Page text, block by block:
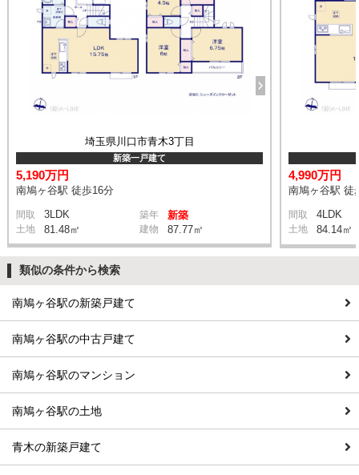
埼玉県川口市青木3丁目
新築一戸建て
5,190万円
南鳩ヶ谷駅 徒歩16分
間取 3LDK 築年 新築
土地 81.48㎡ 建物 87.77㎡
4,990万円
南鳩ヶ谷駅 徒
間取 4LDK
土地 84.14㎡
類似の条件から検索
南鳩ヶ谷駅の新築戸建て
南鳩ヶ谷駅の中古戸建て
南鳩ヶ谷駅のマンション
南鳩ヶ谷駅の土地
青木の新築戸建て